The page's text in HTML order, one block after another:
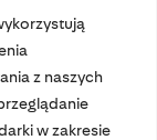
z naszych
w zakresie